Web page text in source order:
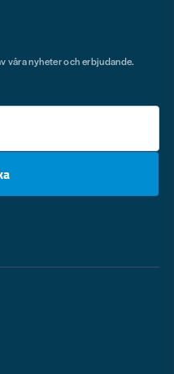
våra nyheter och erbjudande.